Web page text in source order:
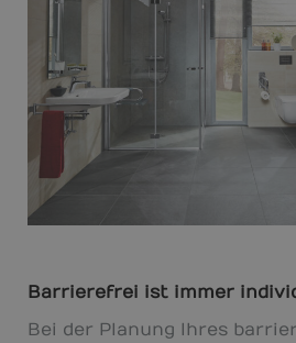
Barrierefrei ist immer
Bei der Planung Ihres